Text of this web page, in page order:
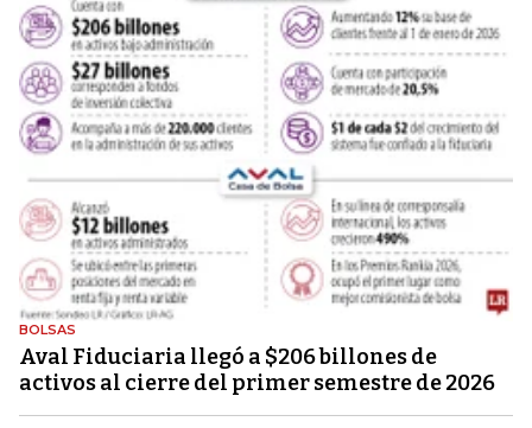
BOLSAS
Aval Fiduciaria llegó a $206 billones de
activos al cierre del primer semestre de 2026